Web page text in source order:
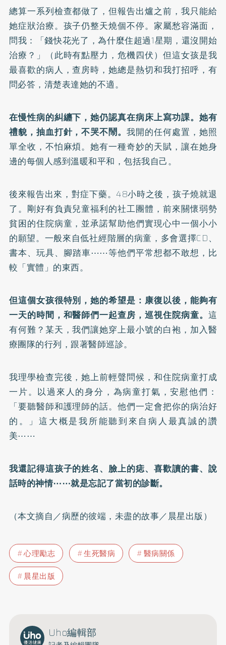
總算一系列檢查都做了，但報告出爐之前，我只能給
她症狀治療。孩子仍整天燒個不停。家屬愁容滿面，
問我：「錢快花光了，為什麼住超過1星期，還沒開始
治療？」（此時有點壓力，危機四伏）但這女孩是我
最喜歡的病人，查房時，她總是熱切和我打招呼，有
問必答，清楚表達她的不適。
在慢性病的糾纏下，她仍認真在病床上寫功課。她有
禮貌，抽血打針，不哭不鬧。我開的任何處置，她照
單全收，不怕麻煩。她有一種奇妙的天賦，讓在她身
邊的每個人感到溫暖和平和，包括我自己。
後來報告出來，對症下藥。48小時之後，孩子燒就退
了。剛好有負責兒童福利的社工團體，前來關懷弱勢
貧困的住院病童，並承諾幫助他們實現心中一個小小
的願望。一般來自低社經階層的病童，多會選擇CD、
書本、玩具、腳踏車⋯⋯等他們平常想都不敢想，比
較「實體」的東西。
但這個女孩很特別，她的希望是：康復以後，能夠有
一天的時間，和醫師們一起查房，巡視住院病童。 這
有何難？某天，我們讓她穿上最小號的白袍，加入醫
療團隊的行列，跟著醫師巡診。
我理學檢查完後，她上前輕聲問候，和住院病童打成
一片。以過來人的身分，為病童打氣，安慰他們：
「要聽醫師和護理師的話。他們一定會把你的病治好
的。」這大概是我所能聽到來自病人最真誠的讚
美⋯⋯
我還記得這孩子的姓名、臉上的痣、喜歡讀的書、說
話時的神情⋯⋯就是忘記了當初的診斷。
（本文摘自／病歷的彼端，未盡的故事／晨星出版）
心理勵志 生死醫病
醫病關係
晨星出版
Uho編輯部